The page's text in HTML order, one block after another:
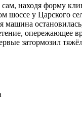
находя форму
у Царского
опережающее
затормозил